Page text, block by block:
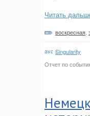
Читать
воскресная
Singularity
Отчет по